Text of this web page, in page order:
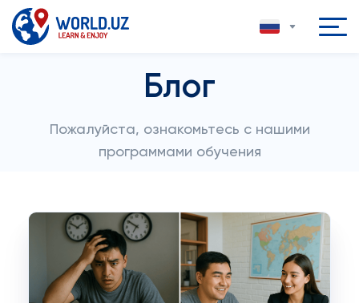
Блог
Пожалуйста, ознакомьтесь с нашими
программами обучения